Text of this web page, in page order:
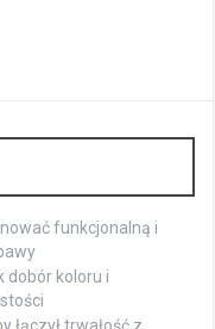
funkcjonalną i
dobór koloru i